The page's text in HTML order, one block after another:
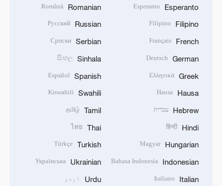
Esperanto
Esperanto
Filipino
Filipino
French
Français
German
Deutsch
Greek
Ελληνικά
Hausa
Hausa
Hebrew עברית
Hindi
हिन्दी
Hungarian
Magyar
Indonesian
Bahasa Indonesia
Italian
Italiano
Romanian
Română
Russian
Русский
Serbian
Српски
Sinhala
සිංහල
Spanish
Español
Swahili
Kiswahili
Tamil
தமிழ்
Thai
ไทย
Turkish
Türkçe
Ukrainian
Українська
Urdu اردو